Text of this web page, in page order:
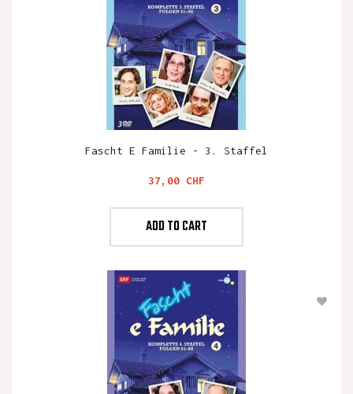
Fascht E Familie - 3. Staffel
Preis
37,00 CHF
ADD TO CART